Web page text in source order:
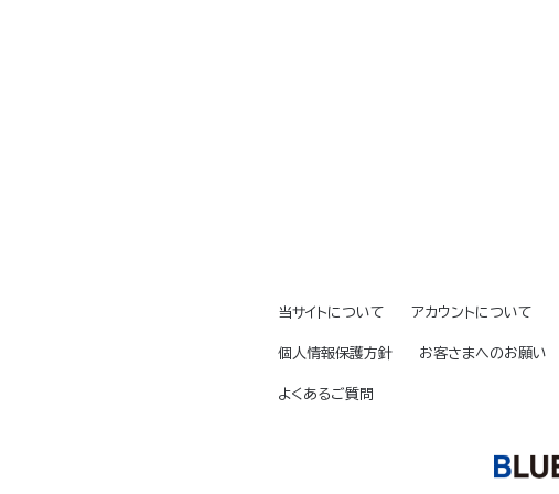
当サイトについて アカウントについて
個人情報保護方針 お客さまへのお願い
よくあるご質問